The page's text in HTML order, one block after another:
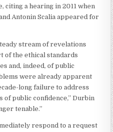
a hearing in 2011 when
Antonin Scalia appeared for
stream of revelations
of the ethical standards
and, indeed, of public
were already apparent
long failure to address
of public confidence,” Durbin
tenable.”
respond to a request